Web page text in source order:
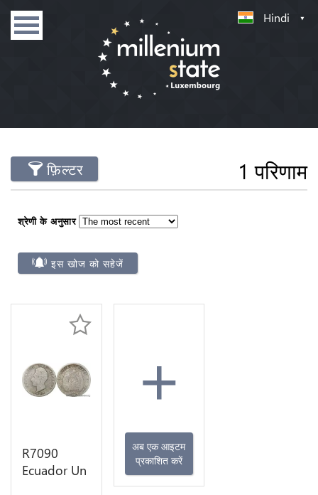
Hindi
फ़िल्टर 1 परिणाम
श्रेणी के अनुसार
इस खोज को सहेजें
R7090
Ecuador Un
+
अब एक आइटम
प्रकाशित करें